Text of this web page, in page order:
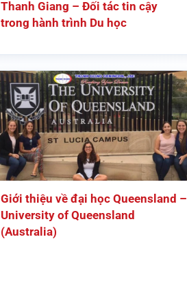
Thanh Giang – Đối tác tin cậy
trong hành trình Du học
Giới thiệu về đại học Queensland –
University of Queensland
(Australia)